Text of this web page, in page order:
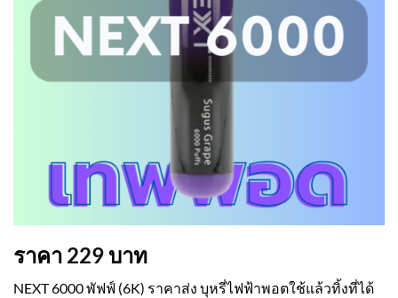
ราคา 229 บาท
NEXT 6000 พัฟฟ์ (6K) ราคาส่ง บุหรี่ไฟฟ้าพอตใช้แล้วทิ้งที่ได้